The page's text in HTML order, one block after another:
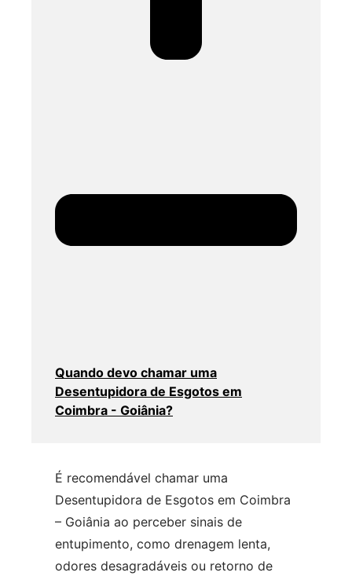
Quando devo chamar uma
Desentupidora de Esgotos em
Coimbra - Goiânia?
É recomendável chamar uma
Desentupidora de Esgotos em Coimbra
– Goiânia ao perceber sinais de
entupimento, como drenagem lenta,
odores desagradáveis ou retorno de